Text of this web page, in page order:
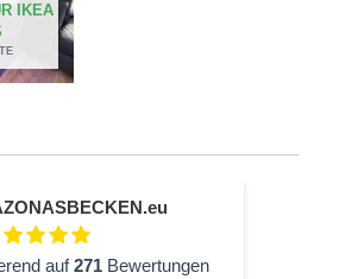
IKEA
auf271 Bewertungen